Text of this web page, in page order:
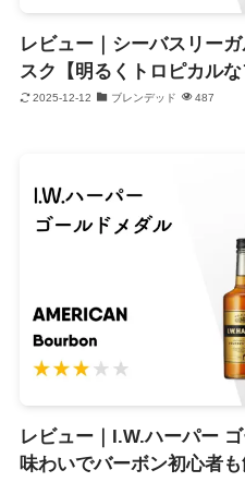
レビュー｜シーバスリー
スク【明るくトロピカルな
2025-12-12 ブレンデッド 487
レビュー｜I.W.ハーパー
味わいでバーボン初心者も